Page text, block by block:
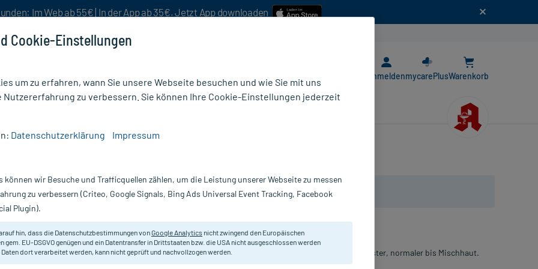
Im Web ab 55€ | In der App ab 35€. Jetzt App downloaden
AnmeldenmycarePlusWarenkorb
Nur für kurze Zeit:Gratis-Versand* ab 19€ Mindestbestellwert!
Avene
Feuchtigkeitsspendendes Fluid zur Gesichtspflege empfindlichster, normaler bis Mischhaut.
Für Babys (ab 1 Monat), Kinder und Erwachsene geeignet.
Cookie-Einstellungen
um zu erfahren, wann Sie unsere Webseite besuchen und wie Sie mit uns
Nutzererfahrung zu verbessern. Sie können Ihre Cookie-Einstellungen jederzeit
Datenschutzerklärung Impressum
können wir Besuche und Trafficquellen zählen, um die Leistung unserer Webseite zu messen
zu verbessern (Criteo, Google Signals, Bing Ads Universal Event Tracking, Facebook
Plugin).
hin, dass die Datenschutzbestimmungen vonGoogle Analytics nicht zwingend den Europäischen
gem. EU-DSGVO genügen und ein Datentransfer in Drittstaaten bzw. die USA nicht ausgeschlossen werden
Daten dort verarbeitet werden, kann nicht geprüft und nachvollzogen werden.